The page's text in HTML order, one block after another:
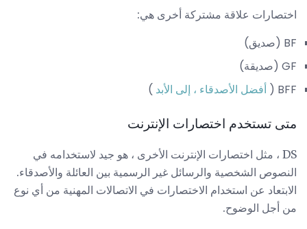
اختصارات علاقة مشتركة أخرى هي:
BF (صديق)
GF (صديقة)
BFF (
أفضل الأصدقاء ، إلى الأبد )
متى تستخدم اختصارات الإنترنت
DS ، مثل اختصارات الإنترنت الأخرى ، هو جيد لاستخدامه في
النصوص الشخصية والرسائل غير الرسمية بين العائلة والأصدقاء.
الابتعاد عن استخدام الاختصارات في الاتصالات المهنية من أي نوع
من أجل الوضوح.